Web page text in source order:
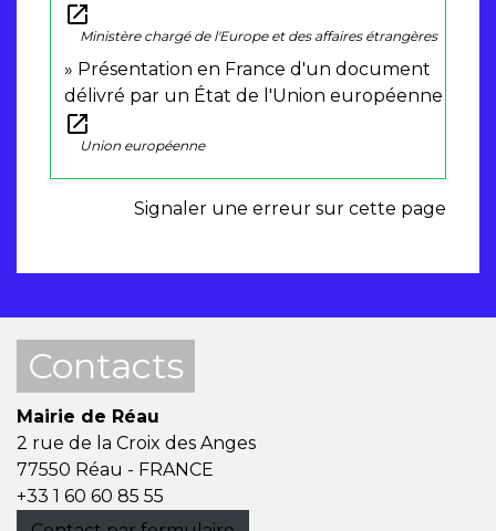
open_in_new
Ministère chargé de l'Europe et des affaires étrangères
Présentation en France d'un document
délivré par un État de l'Union européenne
open_in_new
Union européenne
Signaler une erreur sur cette page
Contacts
Mairie de Réau
2 rue de la Croix des Anges
77550 Réau - FRANCE
+33 1 60 60 85 55